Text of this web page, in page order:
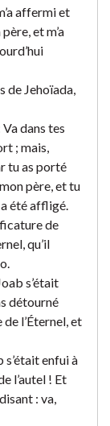
affermi et
et m’a
de Jehoïada,
dans tes
; mais,
tu as porté
père, et tu
été affligé.
de
qu’il
s’était
détourné
l’Éternel, et
enfui à
l’autel ! Et
: va,